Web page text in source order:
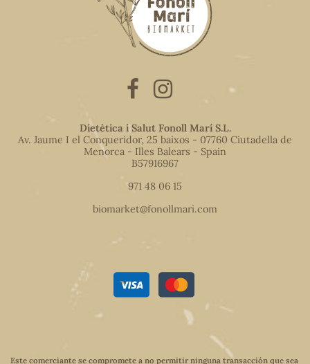
Dietètica i Salut Fonoll Marí S.L.
Av. Jaume I el Conqueridor, 25 baixos - 07760 Ciutadella de
Menorca - Illes Balears - Spain
B57916967
971 48 06 15
biomarket@fonollmari.com
Este comerciante se compromete a no permitir ninguna transacción que sea